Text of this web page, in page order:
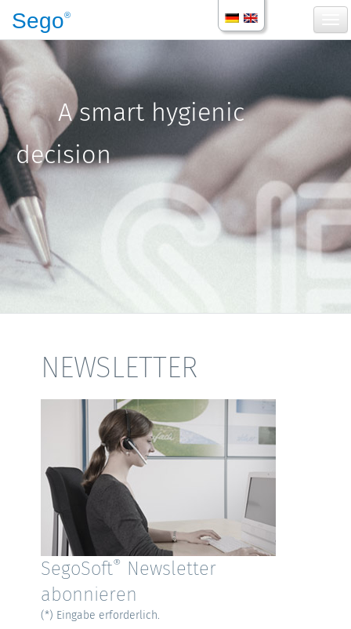
Sego®
A smart hygienic
decision
NEWSLETTER
SegoSoft® Newsletter
abonnieren
(*) Eingabe erforderlich.